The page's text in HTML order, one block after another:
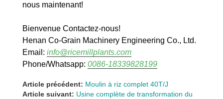
nous maintenant!
Bienvenue Contactez-nous!
Henan Co-Grain Machinery Engineering Co., Ltd.
Email: info@ricemillplants.com
Phone/Whatsapp: 0086-18339828199
Article précédent: Moulin à riz complet 40T/J
Article suivant: Usine complète de transformation du